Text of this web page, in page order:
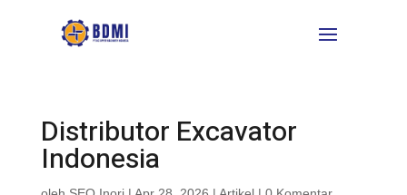
Distributor Excavator
Indonesia